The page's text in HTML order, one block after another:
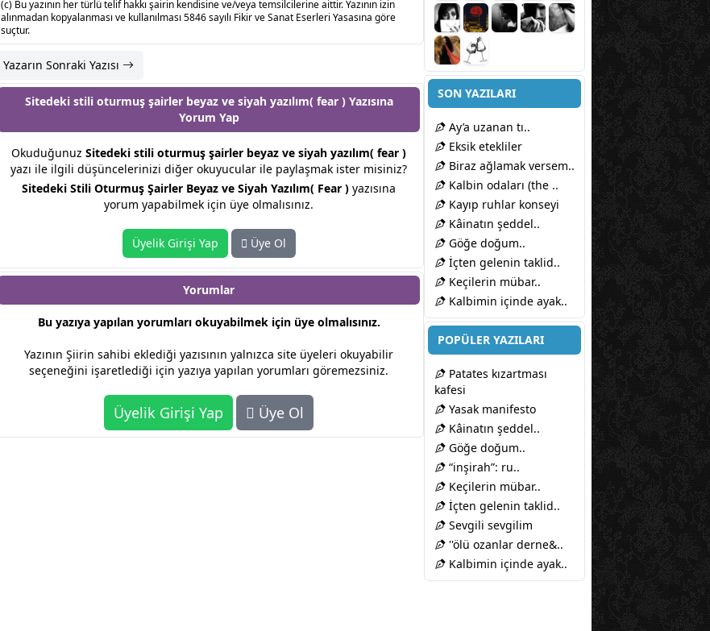
(c) Bu yazının her türlü telif hakkı şairin kendisine ve/veya temsilcilerine aittir. Yazının izin
alınmadan kopyalanması ve kullanılması 5846 sayılı Fikir ve Sanat Eserleri Yasasına göre
suçtur.
Yazarın Sonraki Yazısı
Sitedeki stili oturmuş şairler beyaz ve siyah yazılım( fear ) Yazısına
Yorum Yap
Okuduğunuz Sitedeki stili oturmuş şairler beyaz ve siyah yazılım( fear )
yazı ile ilgili düşüncelerinizi diğer okuyucular ile paylaşmak ister misiniz?
Sitedeki Stili Oturmuş Şairler Beyaz ve Siyah Yazılım( Fear ) yazısına
yorum yapabilmek için üye olmalısınız.
Üyelik Girişi Yap Üye Ol
Yorumlar
Bu yazıya yapılan yorumları okuyabilmek için üye olmalısınız.
Yazının Şiirin sahibi eklediği yazısının yalnızca site üyeleri okuyabilir
seçeneğini işaretlediği için yazıya yapılan yorumları göremezsiniz.
Üyelik Girişi Yap Üye Ol
SON YAZILARI
Ay’a uzanan tı..
Eksik etekliler
Biraz ağlamak versem..
Kalbin odaları (the ..
Kayıp ruhlar konseyi
Kâinatın şeddel..
Göğe doğum..
İçten gelenin taklid..
Keçilerin mübar..
Kalbimin içinde ayak..
POPÜLER YAZILARI
Patates kızartması
kafesi
Yasak manifesto
Kâinatın şeddel..
Göğe doğum..
“inşirah”: ru..
Keçilerin mübar..
İçten gelenin taklid..
Sevgili sevgilim
''ölü ozanlar derne&..
Kalbimin içinde ayak..